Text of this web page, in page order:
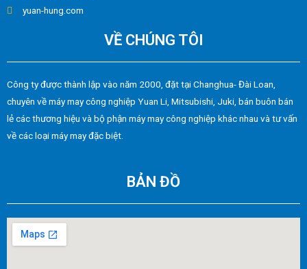
yuan-hung.com
VỀ CHÚNG TÔI
Công ty được thành lập vào năm 2000, đặt tại Changhua- Đài Loan,
chuyên về máy may công nghiệp Yuan Li, Mitsubishi, Juki, bán buôn bán
lẻ các thương hiệu và bộ phận máy may công nghiệp khác nhau và tư vấn
về các loại máy may đặc biệt.
BẢN ĐỒ